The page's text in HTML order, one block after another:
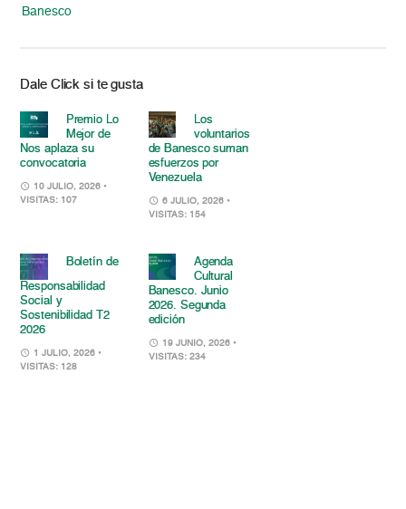
Banesco
Dale Click si te gusta
Premio Lo
Mejor de
Nos aplaza su
convocatoria
10 JULIO, 2026 •
VISITAS: 107
Los
voluntarios
de Banesco suman
esfuerzos por
Venezuela
6 JULIO, 2026 •
VISITAS: 154
Boletín de
Responsabilidad
Social y
Sostenibilidad T2
2026
1 JULIO, 2026 •
VISITAS: 128
Agenda
Cultural
Banesco. Junio
2026. Segunda
edición
19 JUNIO, 2026 •
VISITAS: 234